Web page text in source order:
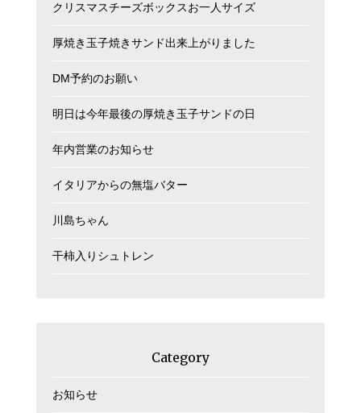
クリスマスチーズボックスお一人サイズ
厚焼き玉子焼きサンド出来上がりました
DM予約のお願い
明日は今年最後の厚焼き玉子サンドの日
年内営業のお知らせ
イタリアからの無塩バター
川島ちゃん
干柿入りシュトレン
Category
お知らせ